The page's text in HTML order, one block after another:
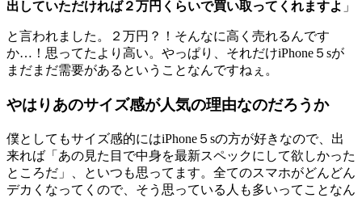
出していただければ２万円くらいで買い取ってくれますよ 」
と言われました。２万円？！そんなに高く売れるんです
か…！思ってたより高い。やっぱり、それだけiPhone５sが
まだまだ需要があるということなんですねぇ。
やはりあのサイズ感が人気の理由なのだろうか
僕としてもサイズ感的にはiPhone５sの方が好きなので、出
来れば「あの見た目で中身を最新スペックにして欲しかった
ところだ」、といつも思ってます。全てのスマホがどんどん
デカくなってくので、そう思っている人も多いってことなん